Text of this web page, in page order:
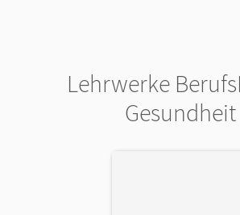
Lehrwerke
Gesundheit